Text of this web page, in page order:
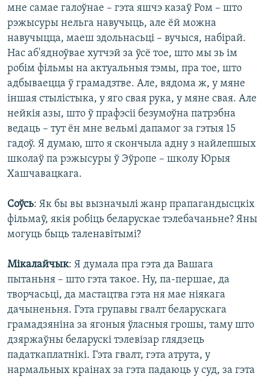
мне самае галоўнае – гэта яшчэ казаў Ром – што
рэжысуры нельга навучыць, але ёй можна
навучыцца, маеш здольнасьці – вучыся, набірай.
Нас аб'ядноўвае хутчэй за ўсё тое, што мы зь ім
робім фільмы на актуальныя тэмы, пра тое, што
адбываецца ў грамадзтве. Але, вядома ж, у мяне
іншая стылістыка, у яго свая рука, у мяне свая. Але
нейкія азы, што ў прафэсіі безумоўна патрэбна
ведаць – тут ён мне вельмі дапамог за гэтыя 15
гадоў. Я думаю, што я скончыла адну з найлепшых
школаў па рэжысуры ў Эўропе – школу Юрыя
Хашчавацкага.
Соўсь: Як бы вы вызначылі жанр прапагандысцкіх
фільмаў, якія робіць беларускае тэлебачаньне? Яны
могуць быць таленавітымі?
Мікалайчык: Я думала пра гэта да Вашага
пытаньня – што гэта такое. Ну, па-першае, да
творчасьці, да мастацтва гэта ня мае ніякага
дачыненьня. Гэта групавы гвалт беларускага
грамадзяніна за ягоныя ўласныя грошы, таму што
дзяржаўны беларускі тэлевізар глядзець
падаткаплатнікі. Гэта гвалт, гэта атрута, у
нармальных краінах за гэта падаюць у суд, за гэта